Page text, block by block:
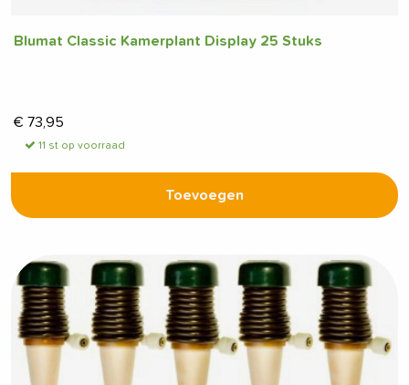
Blumat Classic Kamerplant Display 25 Stuks
€ 73,95
11 st op voorraad
Toevoegen